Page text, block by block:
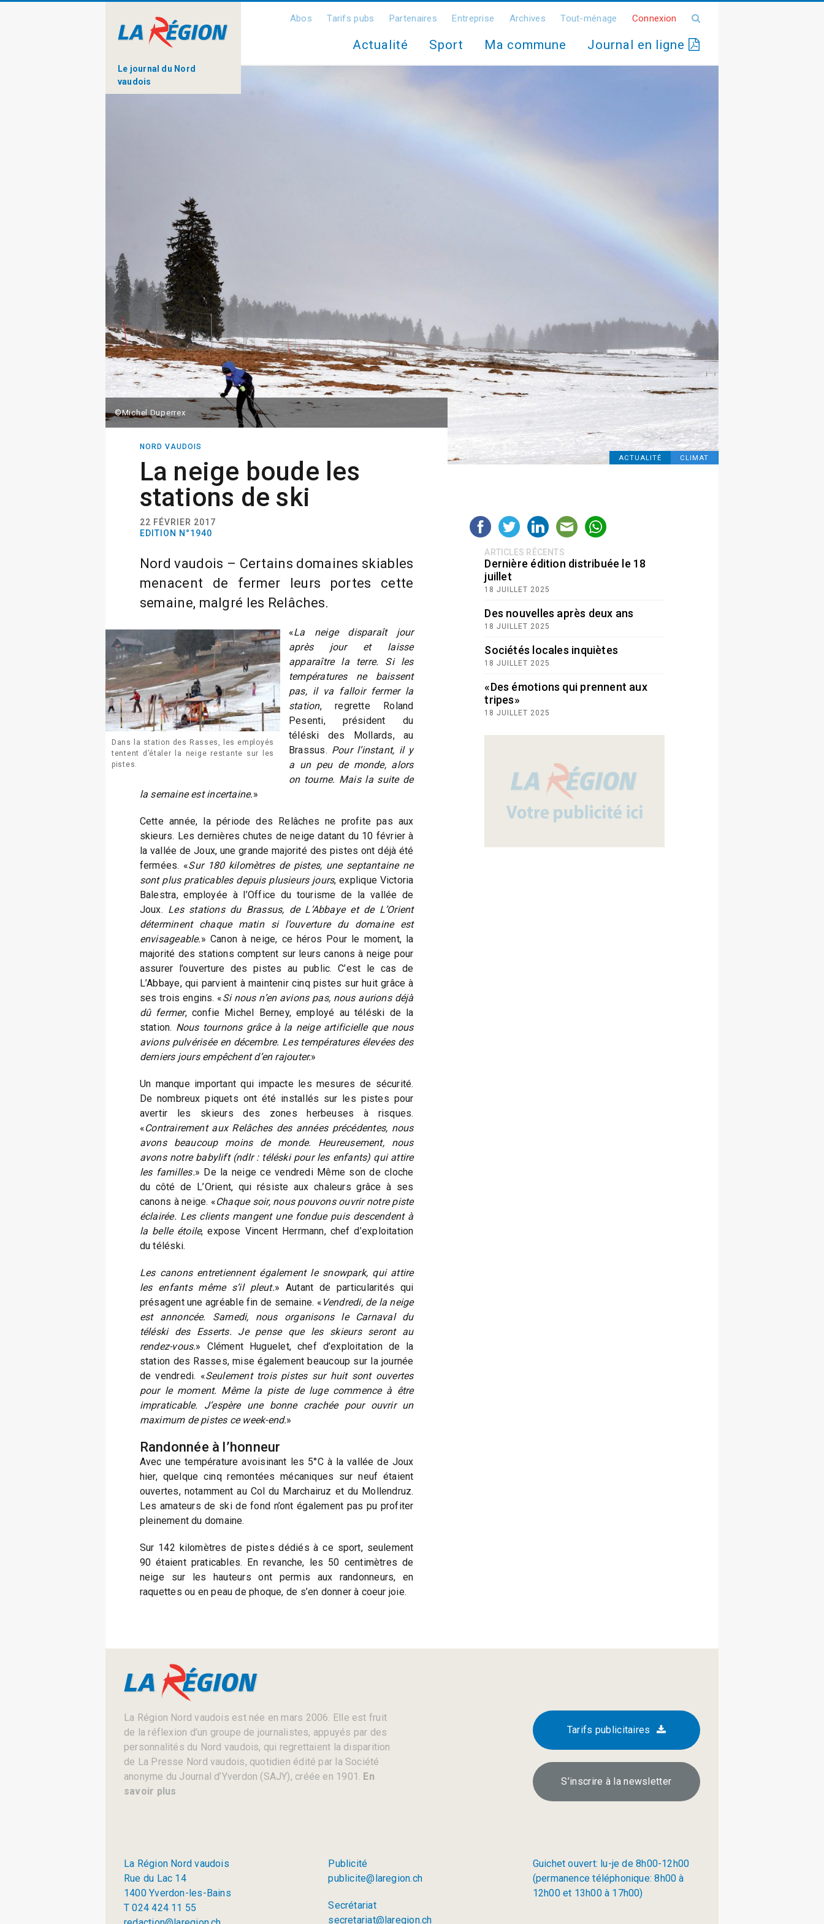
Le journal du Nord
vaudois
Abos Tarifs pubs Partenaires Entreprise Archives Tout-ménage Connexion
Actualité Sport Ma commune Journal en ligne
ACTUALITÉ CLIMAT
©Michel Duperrex
NORD VAUDOIS
La neige boude les
stations de ski
22 FÉVRIER 2017
EDITION N°1940
Nord vaudois – Certains domaines skiables
menacent de fermer leurs portes cette
semaine, malgré les Relâches.
Dans la station des Rasses, les employés
tentent d’étaler la neige restante sur les
pistes.
«La neige disparaît jour
après jour et laisse
apparaître la terre. Si les
températures ne baissent
pas, il va falloir fermer la
station, regrette Roland
Pesenti, président du
téléski des Mollards, au
Brassus. Pour l’instant, il y
a un peu de monde, alors
on tourne. Mais la suite de
la semaine est incertaine.»
Cette année, la période des Relâches ne profite pas aux
skieurs. Les dernières chutes de neige datant du 10 février à
la vallée de Joux, une grande majorité des pistes ont déjà été
fermées. «Sur 180 kilomètres de pistes, une septantaine ne
sont plus praticables depuis plusieurs jours, explique Victoria
Balestra, employée à l’Office du tourisme de la vallée de
Joux. Les stations du Brassus, de L’Abbaye et de L’Orient
déterminent chaque matin si l’ouverture du domaine est
envisageable.» Canon à neige, ce héros Pour le moment, la
majorité des stations comptent sur leurs canons à neige pour
assurer l’ouverture des pistes au public. C’est le cas de
L’Abbaye, qui parvient à maintenir cinq pistes sur huit grâce à
ses trois engins. «Si nous n’en avions pas, nous aurions déjà
dû fermer, confie Michel Berney, employé au téléski de la
station. Nous tournons grâce à la neige artificielle que nous
avions pulvérisée en décembre. Les températures élevées des
derniers jours empêchent d’en rajouter.»
Un manque important qui impacte les mesures de sécurité.
De nombreux piquets ont été installés sur les pistes pour
avertir les skieurs des zones herbeuses à risques.
«Contrairement aux Relâches des années précédentes, nous
avons beaucoup moins de monde. Heureusement, nous
avons notre babylift (ndlr : téléski pour les enfants) qui attire
les familles.» De la neige ce vendredi Même son de cloche
du côté de L’Orient, qui résiste aux chaleurs grâce à ses
canons à neige. «Chaque soir, nous pouvons ouvrir notre piste
éclairée. Les clients mangent une fondue puis descendent à
la belle étoile, expose Vincent Herrmann, chef d’exploitation
du téléski.
Les canons entretiennent également le snowpark, qui attire
les enfants même s’il pleut.» Autant de particularités qui
présagent une agréable fin de semaine. « Vendredi, de la neige
est annoncée. Samedi, nous organisons le Carnaval du
téléski des Esserts. Je pense que les skieurs seront au
rendez-vous.» Clément Huguelet, chef d’exploitation de la
station des Rasses, mise également beaucoup sur la journée
de vendredi. «Seulement trois pistes sur huit sont ouvertes
pour le moment. Même la piste de luge commence à être
impraticable. J’espère une bonne crachée pour ouvrir un
maximum de pistes ce week-end.»
Randonnée à l’honneur
Avec une température avoisinant les 5°C à la vallée de Joux
hier, quelque cinq remontées mécaniques sur neuf étaient
ouvertes, notamment au Col du Marchairuz et du Mollendruz.
Les amateurs de ski de fond n’ont également pas pu profiter
pleinement du domaine.
Sur 142 kilomètres de pistes dédiés à ce sport, seulement
90 étaient praticables. En revanche, les 50 centimètres de
neige sur les hauteurs ont permis aux randonneurs, en
raquettes ou en peau de phoque, de s’en donner à coeur joie.
ARTICLES RÉCENTS
Dernière édition distribuée le 18
juillet
18 JUILLET 2025
Des nouvelles après deux ans
18 JUILLET 2025
Sociétés locales inquiètes
18 JUILLET 2025
«Des émotions qui prennent aux
tripes»
18 JUILLET 2025
La Région Nord vaudois est née en mars 2006. Elle est fruit
de la réflexion d’un groupe de journalistes, appuyés par des
personnalités du Nord vaudois, qui regrettaient la disparition
de La Presse Nord vaudois, quotidien édité par la Société
anonyme du Journal d’Yverdon (SAJY), créée en 1901. En
savoir plus
Tarifs publicitaires
S’inscrire à la newsletter
La Région Nord vaudois
Rue du Lac 14
1400 Yverdon-les-Bains
T 024 424 11 55
Publicité
publicite@laregion.ch
Secrétariat
secretariat@laregion.ch
Guichet ouvert: lu-je de 8h00-12h00
(permanence téléphonique: 8h00 à
12h00 et 13h00 à 17h00)